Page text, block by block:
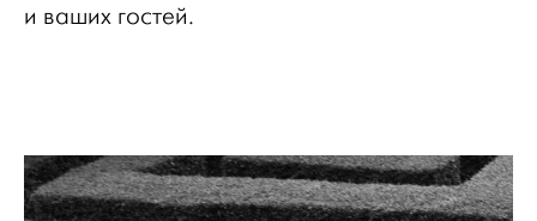
и ваших гостей.